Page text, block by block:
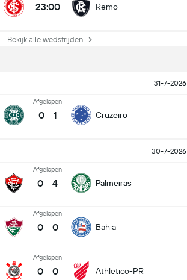
23:00 Remo
Bekijk alle wedstrijden
31-7-2026
Afgelopen
0 - 1 Cruzeiro
30-7-2026
Afgelopen
0 - 4 Palmeiras
Afgelopen
0 - 0 Bahia
Afgelopen
0 - 0 Athletico-PR